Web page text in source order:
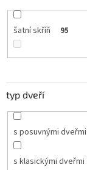
šatní skříň 95
typ dveří
s posuvnými dveřmi
s klasickými dveřmi